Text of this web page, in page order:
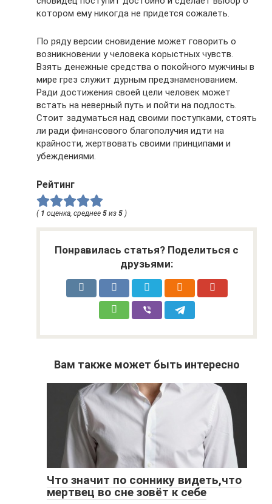
котором ему никогда не придется сожалеть.
По ряду версии сновидение может говорить о
возникновении у человека корыстных чувств.
Взять денежные средства о покойного мужчины в
мире грез служит дурным предзнаменованием.
Ради достижения своей цели человек может
встать на неверный путь и пойти на подлость.
Стоит задуматься над своими поступками, стоять
ли ради финансового благополучия идти на
крайности, жертвовать своими принципами и
убеждениями.
Рейтинг
( 1 оценка, среднее 5 из 5 )
Понравилась статья? Поделиться с
друзьями:
Вам также может быть интересно
Что значит по соннику видеть,что
мертвец во сне зовёт к себе